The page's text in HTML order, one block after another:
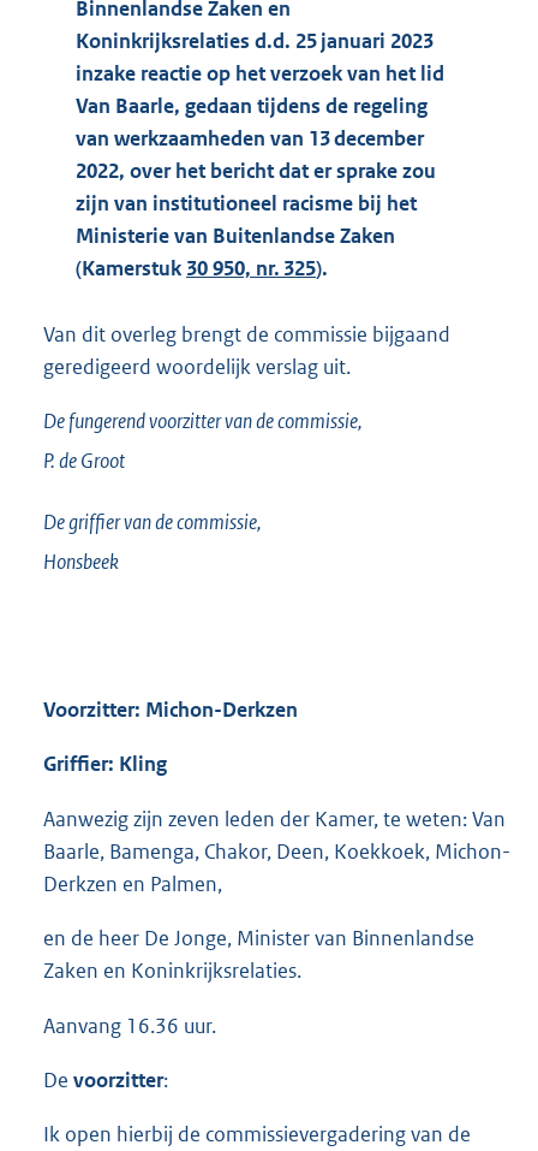
Binnenlandse Zaken en
Koninkrijksrelaties d.d. 25 januari 2023
inzake reactie op het verzoek van het lid
Van Baarle, gedaan tijdens de regeling
van werkzaamheden van 13 december
2022, over het bericht dat er sprake zou
zijn van institutioneel racisme bij het
Ministerie van Buitenlandse Zaken
(Kamerstuk 30 950, nr. 325).
Van dit overleg brengt de commissie bijgaand
geredigeerd woordelijk verslag uit.
De fungerend voorzitter van de commissie,
P. deGroot
De griffier van de commissie,
Honsbeek
Voorzitter: Michon-Derkzen
Griffier: Kling
Aanwezig zijn zeven leden der Kamer, te weten: Van
Baarle, Bamenga, Chakor, Deen, Koekkoek, Michon-
Derkzen en Palmen,
en de heer De Jonge, Minister van Binnenlandse
Zaken en Koninkrijksrelaties.
Aanvang 16.36 uur.
De voorzitter:
Ik open hierbij de commissievergadering van de